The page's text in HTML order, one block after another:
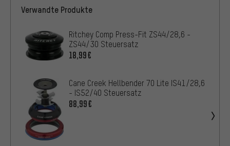
Verwandte Produkte
Ritchey Comp Press-Fit ZS44/28,6 -
ZS44/30 Steuersatz
18,99€
Cane Creek Hellbender 70 Lite IS41/28,6
- IS52/40 Steuersatz
88,99€